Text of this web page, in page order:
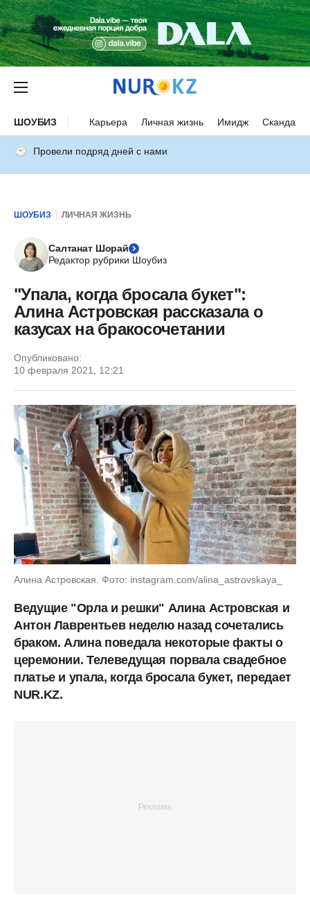
ШОУБИЗ Карьера Личная жизнь Имидж Скандалы
Провели подряд дней с нами
ШОУБИЗ ЛИЧНАЯ ЖИЗНЬ
Салтанат Шорай
Редактор рубрики Шоубиз
"Упала, когда бросала букет":
Алина Астровская рассказала о
казусах на бракосочетании
Опубликовано:
10 февраля 2021, 12:21
Алина Астровская. Фото: instagram.com/alina_astrovskaya_
Ведущие "Орла и решки" Алина Астровская и
Антон Лаврентьев неделю назад сочетались
браком. Алина поведала некоторые факты о
церемонии. Телеведущая порвала свадебное
платье и упала, когда бросала букет, передает
NUR.KZ.